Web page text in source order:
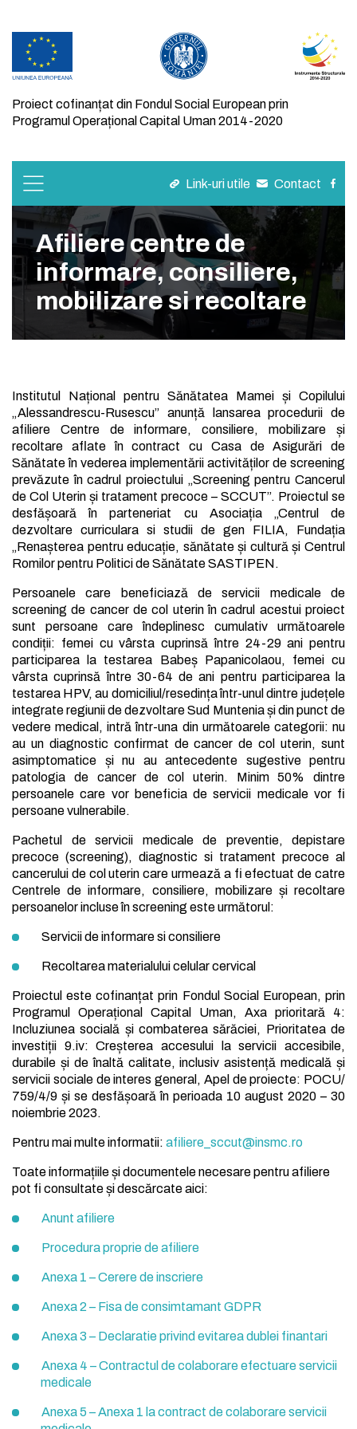
Proiect cofinanțat din Fondul Social European prin
Programul Operațional Capital Uman 2014-2020
Link-uri utile Contact
Afiliere centre de
informare, consiliere,
mobilizare si recoltare
Institutul Național pentru Sănătatea Mamei și Copilului
„Alessandrescu-Rusescu” anunță lansarea procedurii de
afiliere Centre de informare, consiliere, mobilizare și
recoltare aflate în contract cu Casa de Asigurări de
Sănătate în vederea implementării activităților de screening
prevăzute în cadrul proiectului „Screening pentru Cancerul
de Col Uterin și tratament precoce – SCCUT”. Proiectul se
desfășoară în parteneriat cu Asociația „Centrul de
dezvoltare curriculara si studii de gen FILIA, Fundația
„Renașterea pentru educație, sănătate și cultură și Centrul
Romilor pentru Politici de Sănătate SASTIPEN.
Persoanele care beneficiază de servicii medicale de
screening de cancer de col uterin în cadrul acestui proiect
sunt persoane care îndeplinesc cumulativ următoarele
condiții: femei cu vârsta cuprinsă între 24-29 ani pentru
participarea la testarea Babeș Papanicolaou, femei cu
vârsta cuprinsă între 30-64 de ani pentru participarea la
testarea HPV, au domiciliul/resedința într-unul dintre județele
integrate regiunii de dezvoltare Sud Muntenia și din punct de
vedere medical, intră într-una din următoarele categorii: nu
au un diagnostic confirmat de cancer de col uterin, sunt
asimptomatice și nu au antecedente sugestive pentru
patologia de cancer de col uterin. Minim 50% dintre
persoanele care vor beneficia de servicii medicale vor fi
persoane vulnerabile.
Pachetul de servicii medicale de preventie, depistare
precoce (screening), diagnostic si tratament precoce al
cancerului de col uterin care urmează a fi efectuat de catre
Centrele de informare, consiliere, mobilizare și recoltare
persoanelor incluse în screening este următorul:
Servicii de informare si consiliere
Recoltarea materialului celular cervical
Proiectul este cofinanțat prin Fondul Social European, prin
Programul Operațional Capital Uman, Axa prioritară 4:
Incluziunea socială și combaterea sărăciei, Prioritatea de
investiții 9.iv: Creșterea accesului la servicii accesibile,
durabile și de înaltă calitate, inclusiv asistență medicală și
servicii sociale de interes general, Apel de proiecte: POCU/
759/4/9 și se desfășoară în perioada 10 august 2020 – 30
noiembrie 2023.
Pentru mai multe informatii: afiliere_sccut@insmc.ro
Toate informațiile și documentele necesare pentru afiliere
pot fi consultate și descărcate aici:
Anunt afiliere
Procedura proprie de afiliere
Anexa 1 – Cerere de inscriere
Anexa 2 – Fisa de consimtamant GDPR
Anexa 3 – Declaratie privind evitarea dublei finantari
Anexa 4 – Contractul de colaborare efectuare servicii
medicale
Anexa 5 –Anexa 1 la contract de colaborare servicii